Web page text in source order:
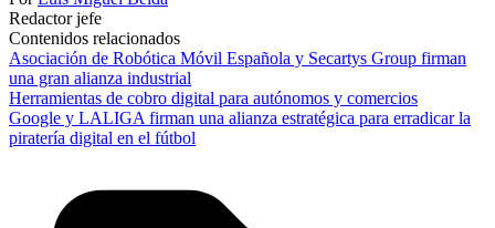
Redactor jefe
Contenidos relacionados
Asociación de Robótica Móvil Española y Secartys Group firman
una gran alianza industrial
Herramientas de cobro digital para autónomos y comercios
Google y LALIGA firman una alianza estratégica para erradicar la
piratería digital en el fútbol